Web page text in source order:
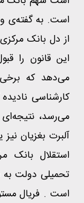
است. به گفته‌ی
از دل بانک
این قانون را
می‌دهد که برخی
کارشناسی
می‌رسد،
آلبرت بغزیان
استقلال
تحمیلی دولت به
است . فریال